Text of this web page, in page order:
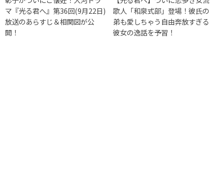
マ『光る君へ』第36回(9月22日)
放送のあらすじ＆相関図が公
開！
歌人「和泉式部」登場！彼氏の
弟も愛しちゃう自由奔放すぎる
彼女の逸話を予習！